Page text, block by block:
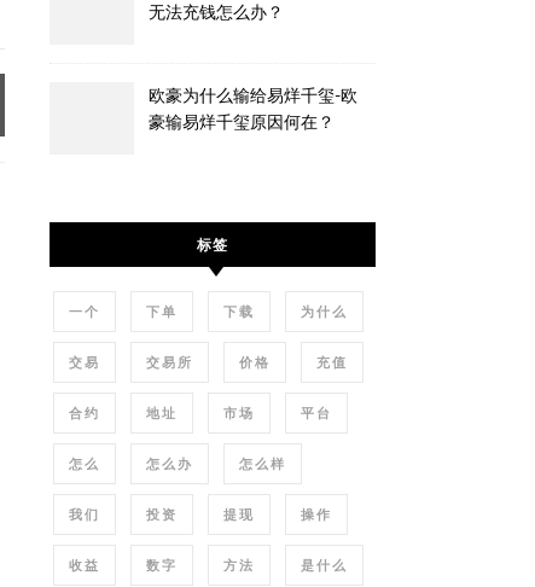
无法充钱怎么办？
欧豪为什么输给易烊千玺-欧
豪输易烊千玺原因何在？
标签
一个 下单 下载 为什么
交易 交易所 价格 充值
合约 地址 市场 平台
怎么 怎么办 怎么样
我们 投资 提现 操作
收益 数字 方法 是什么